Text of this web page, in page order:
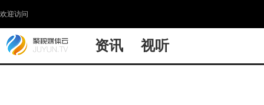
欢迎访问
资讯 视听